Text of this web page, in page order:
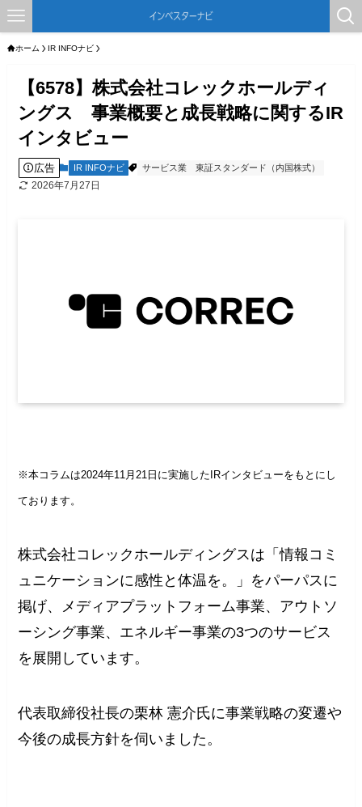
ホーム IR INFOナビ
【6578】株式会社コレックホールディ
ングス 事業概要と成長戦略に関するIR
インタビュー
広告 IR INFOナビ サービス業 東証スタンダード（内国株式）
2026年7月27日
※本コラムは2024年11月21日に実施したIRインタビューをもとにし
ております。
株式会社コレックホールディングスは「情報コミ
ュニケーションに感性と体温を。」をパーパスに
掲げ、メディアプラットフォーム事業、アウトソ
ーシング事業、エネルギー事業の3つのサービス
を展開しています。
代表取締役社長の栗林 憲介氏に事業戦略の変遷や
今後の成長方針を伺いました。